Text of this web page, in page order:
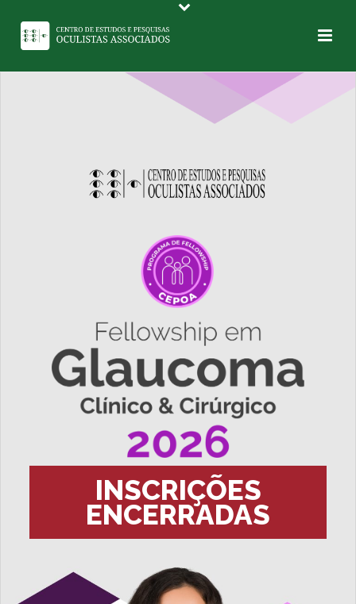
INSCRIÇÕES
ENCERRADAS